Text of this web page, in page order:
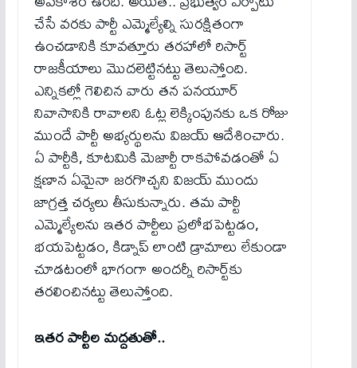
చేసే వరకు పార్టీ ఎమ్మెల్యేల్ని సురక్షితంగా
ఉంచడానికి కూవత్తూరు తరహాలో రిసార్ట్
రాజ‌కీయాలు మొద‌లెట్టిన‌ట్టు తెలుస్తోంది.
ఎన్నికల్లో గెలిచిన వారు తన పనయూర్
నివాసానికి రావాలని ఓట్ల లెక్కింపునకు ఒక రోజు
ముందే పార్టీ అభ్యర్థులను విజయ్ ఆదేశించారు.
ఏ పార్టీకి, కూటమికి మెజార్టీ రాకపోవడంతో ఏ
క్షణాన ఏమైనా జరగొచ్చ‌ని విజయ్ ముందు
జాగ్రత్త చర్యలు తీసుకున్నారు. తమ పార్టీ
ఎమ్మెల్యేలను ఇతర పార్టీలు ప్రలోభపెట్టడం,
భయపెట్టడం, కిడ్నాప్ లాంటి డ్రామాలు లేకుండా
చూడటంలో భాగంగా అందర్నీ రిసార్ట్‌కు
త‌ర‌లించిన‌ట్టు తెలుస్తోంది.
ఇత‌ర పార్టీల మ‌ద్ద‌తుతో..